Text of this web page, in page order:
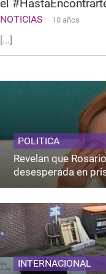
el
NOTICIAS 10 años
[...]
POLITICA
Revelan que
desesperada en
INTERNACIONAL